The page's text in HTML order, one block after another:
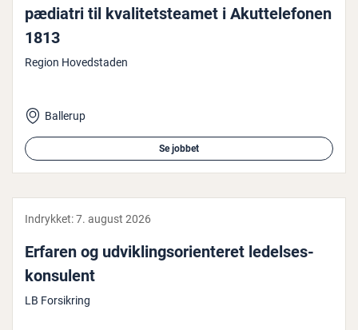
pædiatri til kva­li­tet­stea­met i Akut­te­le­fo­nen
1813
Region Hovedstaden
Ballerup
Se jobbet
Indrykket:7. august 2026
Erfaren og ud­vik­lings­o­ri­en­te­ret le­del­ses­
kon­su­lent
LB Forsikring